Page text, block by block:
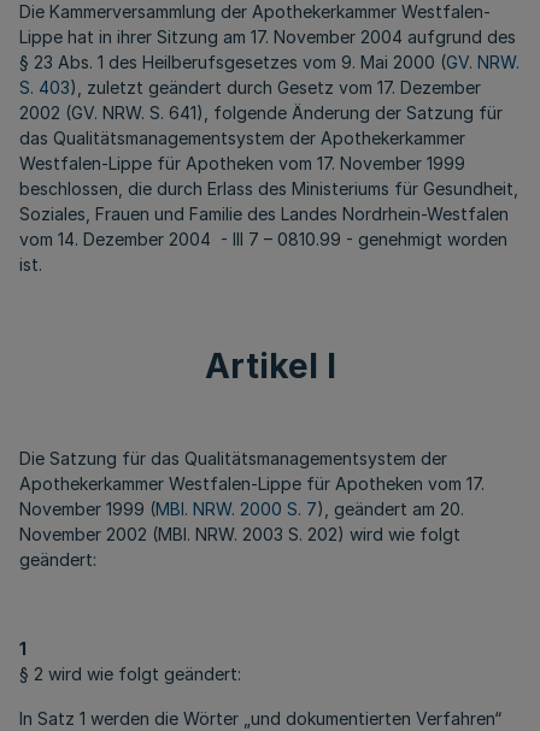
Die Kammerversammlung der Apothekerkammer Westfalen-
Lippe hat in ihrer Sitzung am 17. November 2004 aufgrund des
§ 23 Abs. 1 des Heilberufsgesetzes vom 9. Mai 2000 (GV. NRW.
S. 403), zuletzt geändert durch Gesetz vom 17. Dezember
2002 (GV. NRW. S. 641), folgende Änderung der Satzung für
das Qualitätsmanagementsystem der Apothekerkammer
Westfalen-Lippe für Apotheken vom 17. November 1999
beschlossen, die durch Erlass des Ministeriums für Gesundheit,
Soziales, Frauen und Familie des Landes Nordrhein-Westfalen
vom 14. Dezember 2004 - III 7 – 0810.99 - genehmigt worden
ist.
Artikel I
Die Satzung für das Qualitätsmanagementsystem der
Apothekerkammer Westfalen-Lippe für Apotheken vom 17.
November 1999 (MBl. NRW. 2000 S. 7), geändert am 20.
November 2002 (MBI. NRW. 2003 S. 202) wird wie folgt
geändert:
1
§ 2 wird wie folgt geändert:
In Satz 1 werden die Wörter „und dokumentierten Verfahren“